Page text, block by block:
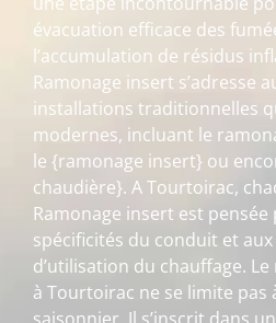
évacuation efficace des
l’accumulation de résidus
Ramonage insert s’adresse
installations traditionnelles
modernes, incluant le
le {ramonage insert} ou
chaudière}. A Tourtoirac,
Ramonage insert est pensée
spécificités du conduit et
d’utilisation du chauffage.
à Tourtoirac ne se limite